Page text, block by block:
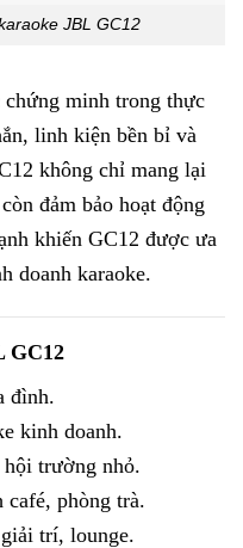
JBL GC12
minh trong thực
linh kiện bền bỉ và
không chỉ mang lại
đảm bảo hoạt động
khiến GC12 được ưa
doanh karaoke.
GC12
đình.
kinh doanh.
hội trường nhỏ.
café, phòng trà.
trí, lounge.